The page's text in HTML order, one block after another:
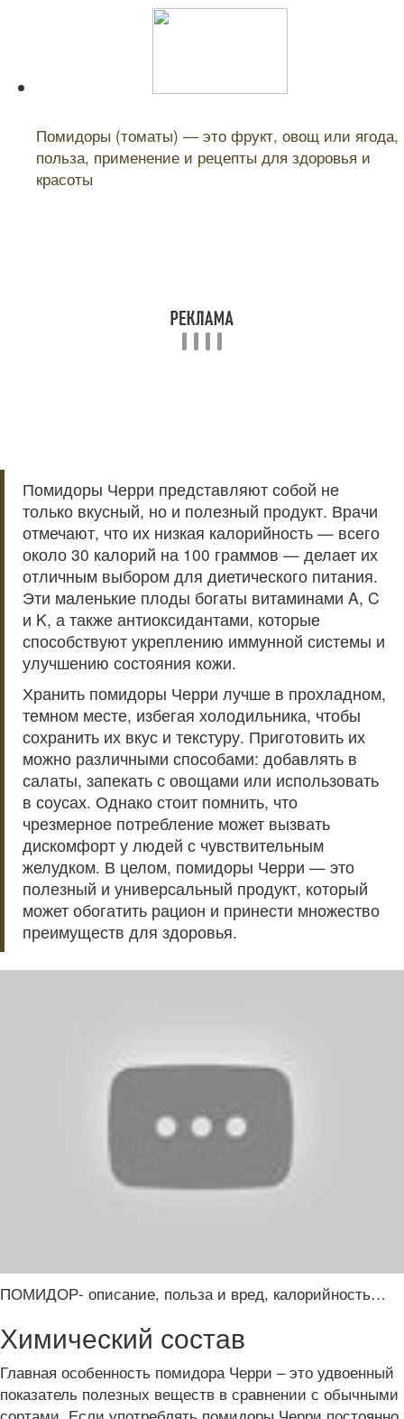
Помидоры (томаты) — это фрукт, овощ или ягода,
польза, применение и рецепты для здоровья и
красоты
Помидоры Черри представляют собой не
только вкусный, но и полезный продукт. Врачи
отмечают, что их низкая калорийность — всего
около 30 калорий на 100 граммов — делает их
отличным выбором для диетического питания.
Эти маленькие плоды богаты витаминами A, C
и K, а также антиоксидантами, которые
способствуют укреплению иммунной системы и
улучшению состояния кожи.
Хранить помидоры Черри лучше в прохладном,
темном месте, избегая холодильника, чтобы
сохранить их вкус и текстуру. Приготовить их
можно различными способами: добавлять в
салаты, запекать с овощами или использовать
в соусах. Однако стоит помнить, что
чрезмерное потребление может вызвать
дискомфорт у людей с чувствительным
желудком. В целом, помидоры Черри — это
полезный и универсальный продукт, который
может обогатить рацион и принести множество
преимуществ для здоровья.
ПОМИДОР- описание, польза и вред, калорийность…
Химический состав
Главная особенность помидора Черри – это удвоенный
показатель полезных веществ в сравнении с обычными